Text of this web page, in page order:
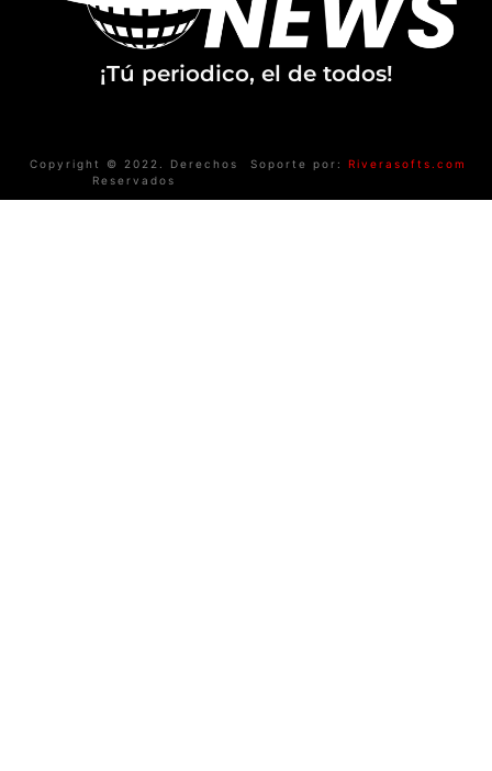
¡Tú periodico, el de todos!
Copyright © 2022. Derechos
Reservados
Soporte por: Riverasofts.com